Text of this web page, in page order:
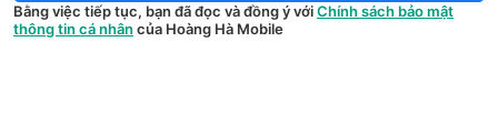
Bằng việc tiếp tục, bạn đã đọc và đồng ý vớiChính sách bảo mật
thông tin cá nhân của Hoàng Hà Mobile